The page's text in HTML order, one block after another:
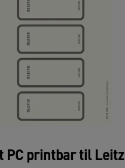
PC printbar til Leitz